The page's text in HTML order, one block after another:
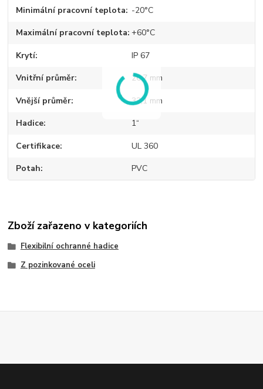
Minimální pracovní teplota -20°C
Maximální pracovní teplota +60°C
Krytí IP 67
Vnitřní průměr 26,7 mm
Vnější průměr 33,1 mm
Hadice 1“
Certifikace UL 360
Potah PVC
Zboží zařazeno v kategoriích
Flexibilní ochranné hadice
Z pozinkované oceli